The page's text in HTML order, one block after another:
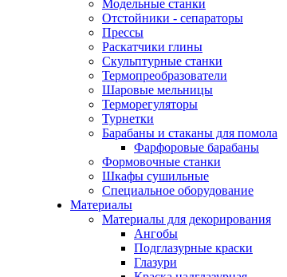
Модельные станки
Отстойники - сепараторы
Прессы
Раскатчики глины
Скульптурные станки
Термопреобразователи
Шаровые мельницы
Терморегуляторы
Турнетки
Барабаны и стаканы для помола
Фарфоровые барабаны
Формовочные станки
Шкафы сушильные
Специальное оборудование
Материалы
Материалы для декорирования
Ангобы
Подглазурные краски
Глазури